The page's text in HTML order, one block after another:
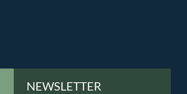
NEWSLETTER